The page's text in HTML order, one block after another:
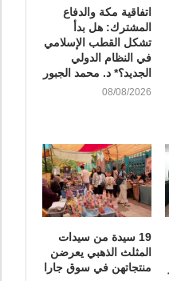
اتفاقية مكة والدفاع
المشترك: هل بدأ
تشكل القطب الإسلامي
في النظام الدولي
الجديد؟* د. محمد الجبور
08/08/2026
19 سيدة من سيدات
المثلث الذهبي يعرضن
منتجاتهن في سوق جارا